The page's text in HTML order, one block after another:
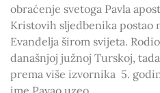
obraćenje svetoga Pavla
Kristovih sljedbenika
Evanđelja širom svijeta.
današnjoj južnoj Turskoj,
prema više izvornika 5.
ime Pavao uzeo...